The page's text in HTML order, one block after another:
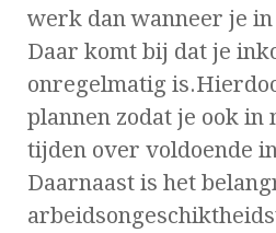
werk dan wanneer je
Daar komt bij dat je
onregelmatig
plannen zodat je ook
tijden over voldoende
Daarnaast is het